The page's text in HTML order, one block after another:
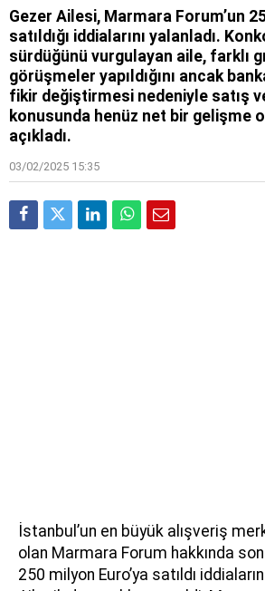
Gezer Ailesi, Marmara Forum’un
satıldığı iddialarını yalanladı.
sürdüğünü vurgulayan aile, farklı
görüşmeler yapıldığını ancak
fikir değiştirmesi nedeniyle satış
konusunda henüz net bir gelişme
açıkladı.
03/02/2025 15:35
İstanbul’un en büyük alışveriş
olan Marmara Forum hakkında
250 milyon Euro’ya satıldı